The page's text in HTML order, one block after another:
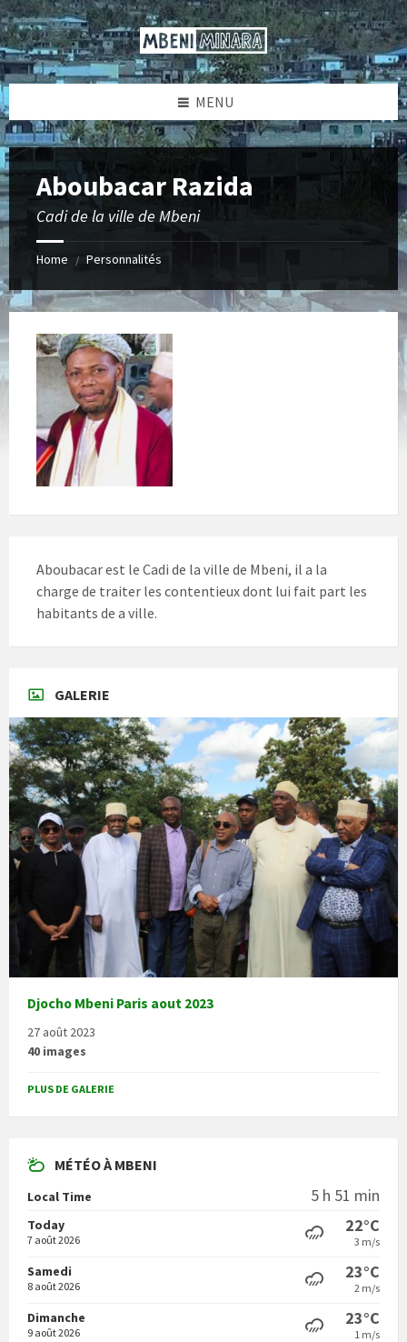
Skip
to
content
Skip
to
left
sidebar
Skip
to
right
sidebar
Skip
to
footer
MENU
Aboubacar Razida
Cadi de la ville de Mbeni
Home / Personnalités
Aboubacar est le Cadi de la ville de Mbeni, il a la
charge de traiter les contentieux dont lui fait part les
habitants de a ville.
GALERIE
Djocho Mbeni Paris aout 2023
27 août 2023
40 images
PLUS DE GALERIE
MÉTÉO À MBENI
Local Time 5 h 51 min
Today
7 août 2026
22°C
3 m/s
Samedi
8 août 2026
23°C
2 m/s
Dimanche
9 août 2026
23°C
1 m/s